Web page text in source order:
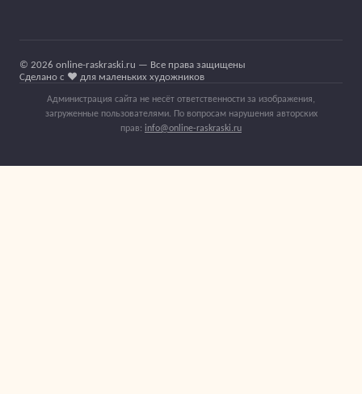
© 2026 online-raskraski.ru — Все права защищены
Сделано с ❤️ для маленьких художников
Администрация сайта не несёт ответственности за изображения,
загруженные пользователями. По вопросам нарушения авторских
прав: info@online-raskraski.ru